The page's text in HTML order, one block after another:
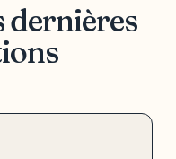
dernières